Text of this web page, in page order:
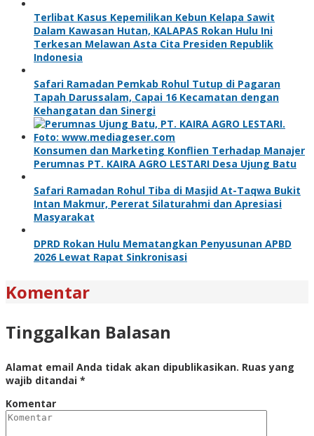
Terlibat Kasus Kepemilikan Kebun Kelapa Sawit
Dalam Kawasan Hutan, KALAPAS Rokan Hulu Ini
Terkesan Melawan Asta Cita Presiden Republik
Indonesia
Safari Ramadan Pemkab Rohul Tutup di Pagaran
Tapah Darussalam, Capai 16 Kecamatan dengan
Kehangatan dan Sinergi
Konsumen dan Marketing Konflien Terhadap Manajer
Perumnas PT. KAIRA AGRO LESTARI Desa Ujung Batu
Safari Ramadan Rohul Tiba di Masjid At-Taqwa Bukit
Intan Makmur, Pererat Silaturahmi dan Apresiasi
Masyarakat
DPRD Rokan Hulu Mematangkan Penyusunan APBD
2026 Lewat Rapat Sinkronisasi
Komentar
Tinggalkan Balasan
Alamat email Anda tidak akan dipublikasikan. Ruas yang
wajib ditandai *
Komentar